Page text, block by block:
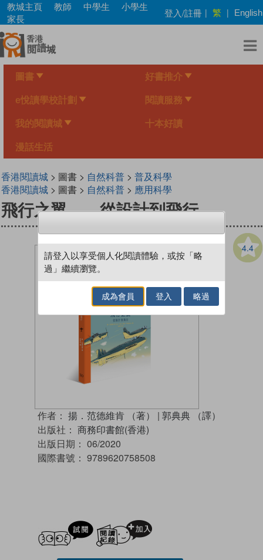
Skip
main
content
教城主頁 教師 中學生
小學生
家長
登入/註冊 | 繁 | English
圖書 好書推介
e悅讀學校計劃 閱讀服務
我的閱讀城 十本好讀
漫話生活
香港閱讀城> 圖書 > 自然科普> 普及科學
香港閱讀城> 圖書 > 自然科普> 應用科學
飛行之翼——從設計到飛行
4.4
作者： 揚．范德維肯 （著） | 郭典典 （譯）
出版社： 商務印書館(香港)
出版日期： 06/2020
國際書號： 9789620758508
試閲
請登入以享受個人化閱讀體驗，或按「略
過」繼續瀏覽。
成為會員 登入 略過